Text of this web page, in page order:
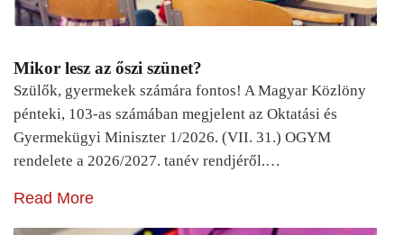
Mikor lesz az őszi szünet?
Szülők, gyermekek számára fontos! A Magyar Közlöny
pénteki, 103-as számában megjelent az Oktatási és
Gyermekügyi Miniszter 1/2026. (VII. 31.) OGYM
rendelete a 2026/2027. tanév rendjéről.…
Read More